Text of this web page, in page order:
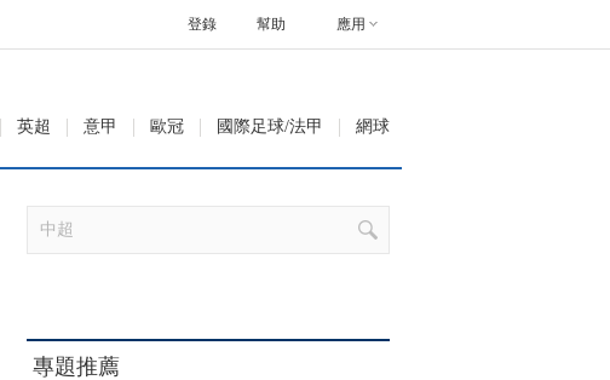
幫助 應用
登錄
英超 意甲 歐冠 國際足球/法甲 網球
專題推薦